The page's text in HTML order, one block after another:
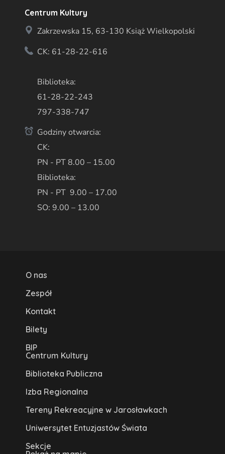
Centrum Kultury
Zakrzewska 15, 63-130 Książ Wielkopolski
CK: 61-28-22-616
Biblioteka:
61-28-22-243
797-338-747
Godziny otwarcia:
CK:
PN - PT 8.00 – 15.00
Biblioteka:
PN - PT 9.00 – 17.00
SO: 9.00 – 13.00
O nas
Zespół
Kontakt
Bilety
BIP
Centrum Kultury
Biblioteka Publiczna
Izba Regionalna
Tereny Rekreacyjne w Jarosławkach
Uniwersytet Entuzjastów Świata
Sekcje